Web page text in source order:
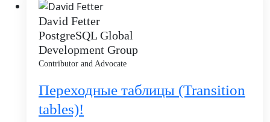
David Fetter
PostgreSQL Global
Development Group
Contributor and Advocate
Переходные таблицы (Transition
tables)!